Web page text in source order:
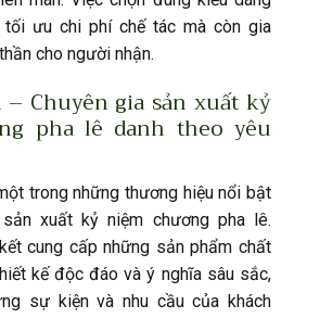
tối ưu chi phí chế tác mà còn gia
cho người nhận.
– Chuyên gia sản xuất kỷ
pha lê danh theo yêu
trong những thương hiệu nổi bật
xuất kỷ niệm chương pha lê.
cung cấp những sản phẩm chất
kế độc đáo và ý nghĩa sâu sắc,
sự kiện và nhu cầu của khách